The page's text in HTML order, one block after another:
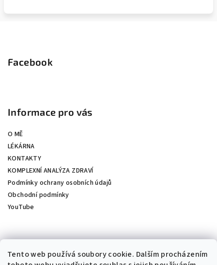
Tento web používá soubory cookie. Dalším procházením
Facebook
Informace pro vás
O MĚ
LÉKÁRNA
KONTAKTY
KOMPLEXNÍ ANALÝZA ZDRAVÍ
Podmínky ochrany osobních údajů
Obchodní podmínky
YouTube
Přijímáme online platby